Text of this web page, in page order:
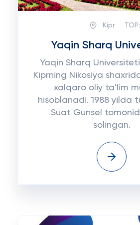
Kipr TOP:
Yaqin Sharq
Yaqin Sharq
Kiprning Nikosiya
xalqaro oliy ta'lim
hisoblanadi. 1988 yilda
Suat Gunsel
solingan.